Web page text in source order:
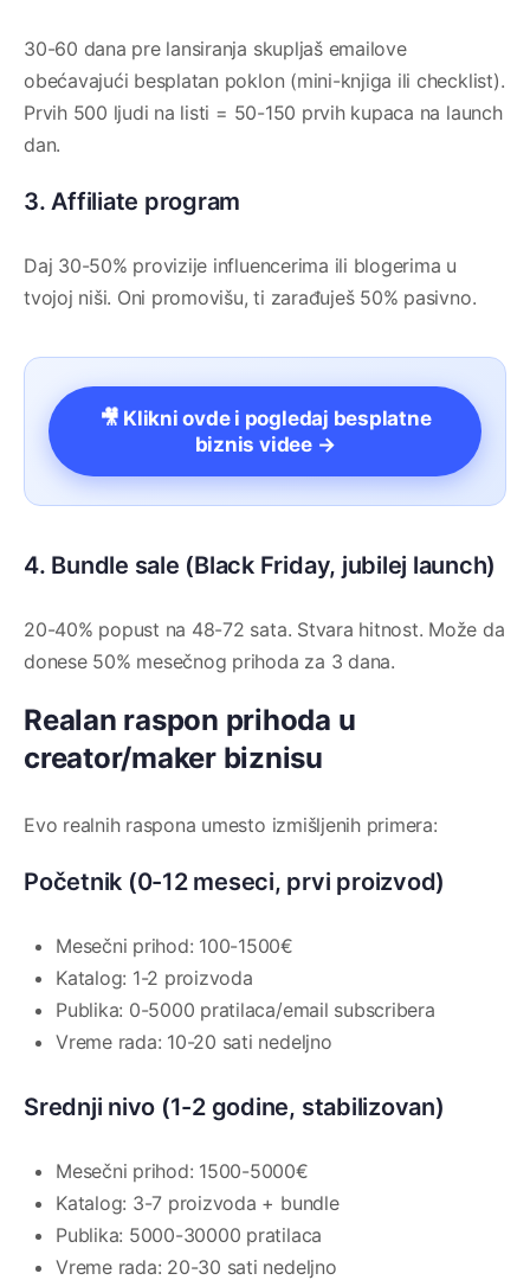
30-60 dana pre lansiranja skupljaš emailove
obećavajući besplatan poklon (mini-knjiga ili checklist).
Prvih 500 ljudi na listi = 50-150 prvih kupaca na launch
dan.
3. Affiliate program
Daj 30-50% provizije influencerima ili blogerima u
tvojoj niši. Oni promovišu, ti zarađuješ 50% pasivno.
🎥 Klikni ovde i pogledaj besplatne
biznis videe →
4. Bundle sale (Black Friday, jubilej launch)
20-40% popust na 48-72 sata. Stvara hitnost. Može da
donese 50% mesečnog prihoda za 3 dana.
Realan raspon prihoda u
creator/maker biznisu
Evo realnih raspona umesto izmišljenih primera:
Početnik (0-12 meseci, prvi proizvod)
Mesečni prihod: 100-1500€
Katalog: 1-2 proizvoda
Publika: 0-5000 pratilaca/email subscribera
Vreme rada: 10-20 sati nedeljno
Srednji nivo (1-2 godine, stabilizovan)
Mesečni prihod: 1500-5000€
Katalog: 3-7 proizvoda + bundle
Publika: 5000-30000 pratilaca
Vreme rada: 20-30 sati nedeljno